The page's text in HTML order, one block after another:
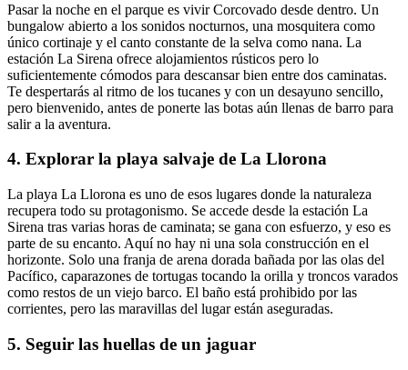
Pasar la noche en el parque es vivir Corcovado desde dentro. Un
bungalow abierto a los sonidos nocturnos, una mosquitera como
único cortinaje y el canto constante de la selva como nana. La
estación La Sirena ofrece alojamientos rústicos pero lo
suficientemente cómodos para descansar bien entre dos caminatas.
Te despertarás al ritmo de los tucanes y con un desayuno sencillo,
pero bienvenido, antes de ponerte las botas aún llenas de barro para
salir a la aventura.
4. Explorar la playa salvaje de La Llorona
La playa La Llorona es uno de esos lugares donde la naturaleza
recupera todo su protagonismo. Se accede desde la estación La
Sirena tras varias horas de caminata; se gana con esfuerzo, y eso es
parte de su encanto. Aquí no hay ni una sola construcción en el
horizonte. Solo una franja de arena dorada bañada por las olas del
Pacífico, caparazones de tortugas tocando la orilla y troncos varados
como restos de un viejo barco. El baño está prohibido por las
corrientes, pero las maravillas del lugar están aseguradas.
5. Seguir las huellas de un jaguar